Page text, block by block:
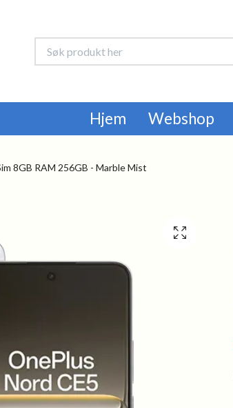
Hjem Webshop
8GB RAM 256GB - Marble Mist